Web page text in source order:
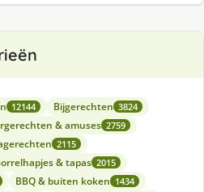
12144 Bijgerechten 3824
& amuses 2759
2115
& tapas 2015
BBQ & buiten koken 1434